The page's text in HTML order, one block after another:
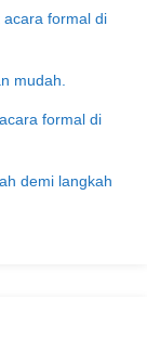
formal di
mudah.
formal di
demi langkah